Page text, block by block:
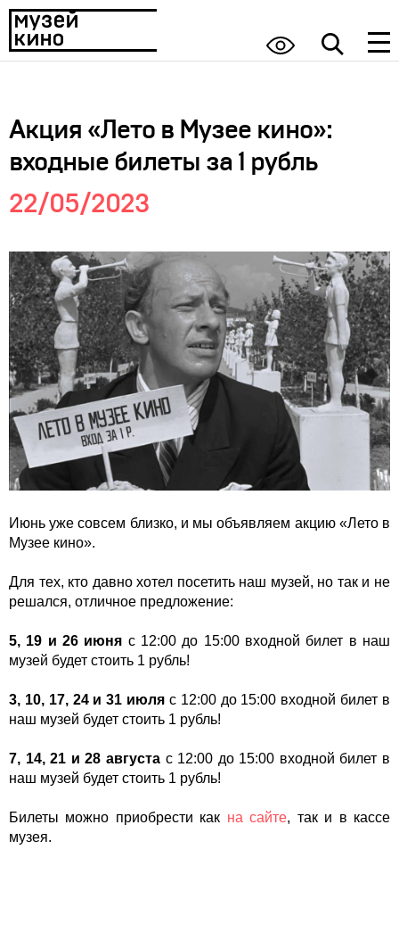
Акция «Лето в Музее кино»:
входные билеты за 1 рубль
22/05/2023
Июнь уже совсем близко, и мы объявляем акцию «Лето в
Музее кино».
Для тех, кто давно хотел посетить наш музей, но так и не
решался, отличное предложение:
5, 19 и 26 июня с 12:00 до 15:00 входной билет в наш
музей будет стоить 1 рубль!
3, 10, 17, 24 и 31 июля с 12:00 до 15:00 входной билет в
наш музей будет стоить 1 рубль!
7, 14, 21 и 28 августас 12:00 до 15:00 входной билет в
наш музей будет стоить 1 рубль!
Билеты можно приобрести как на сайте, так и в кассе
музея.